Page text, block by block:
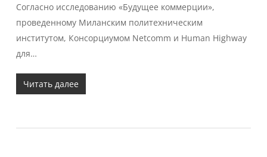
Согласно исследованию «Будущее коммерции»,
проведенному Миланским политехническим
институтом, Консорциумом Netcomm и Human Highway
для…
Читать далее